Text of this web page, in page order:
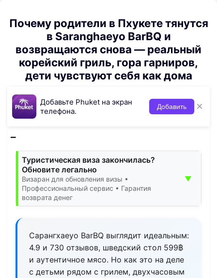
Почему родители в Пхукете тянутся
в Saranghaeyo BarBQ и
возвращаются снова — реальный
корейский гриль, гора гарниров,
дети чувствуют себя как дома
Добавьте Phuket на экран
телефона.
Добавить ×
Туристическая виза закончилась?
Обновите легально
Визаран для обновления визы •
Профессиональный сервис • Гарантия
возврата денег
▼
Сарангхаeyo BarBQ выглядит идеальным:
4.9 и 730 отзывов, шведский стол 599฿
и аутентичное мясо. Но как это на деле
с детьми рядом с грилем, двухчасовым